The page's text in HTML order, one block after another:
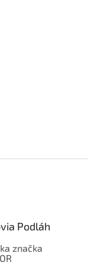
Podláh
značka